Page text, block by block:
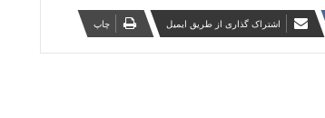
اشتراک گذاری از طریق ایمیل چاپ